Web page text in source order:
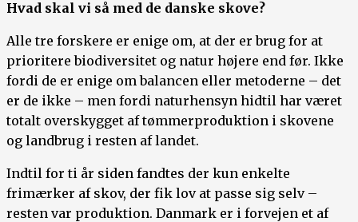
Hvad skal vi så med de danske skove?
Alle tre forskere er enige om, at der er brug for at
prioritere biodiversitet og natur højere end før. Ikke
fordi de er enige om balancen eller metoderne – det
er de ikke – men fordi naturhensyn hidtil har været
totalt overskygget af tømmerproduktion i skovene
og landbrug i resten af landet.
Indtil for ti år siden fandtes der kun enkelte
frimærker af skov, der fik lov at passe sig selv –
resten var produktion. Danmark er i forvejen et af